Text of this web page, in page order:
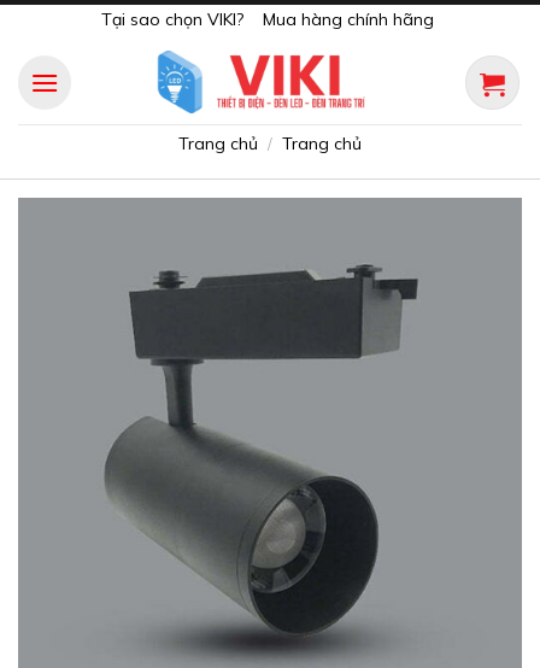
content
Tại sao chọn VIKI? Mua hàng chính hãng
Trang chủ / Trang chủ